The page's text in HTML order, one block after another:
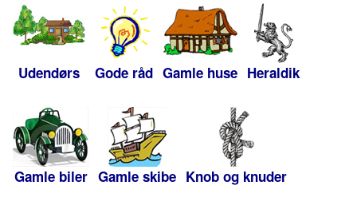
Udendørs Gode råd Gamle huse Heraldik
Gamle biler Gamle skibe Knob og knuder